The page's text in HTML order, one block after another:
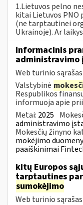
1.Lietuvos pelno
kitai Lietuvos PNO
(ne tarptautinei
Ukrainoje). Ar
Informacinis
Web turinio sąrašas
Valstybinė
Respublikos
informuoja apie
Metai: 2025
administravimo
Mokesčių žinyno
mokėjimo
paaiškinimai
kitų Europos
tarptautines
sumokėjimo
Web turinio sąrašas